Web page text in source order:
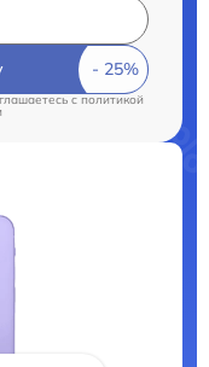
cполитикой